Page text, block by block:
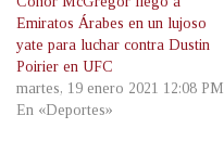
Emiratos Árabes en un lujoso
yate para luchar contra Dustin
Poirier en UFC
martes, 19 enero 2021 12:08 PM
En «Deportes»